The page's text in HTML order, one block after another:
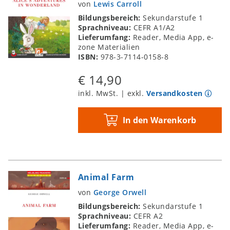
von Lewis Carroll
Bildungsbereich:Sekundarstufe 1
Sprachniveau: CEFR A1/A2
Lieferumfang: Reader, Media App, e-
zone Materialien
ISBN: 978-3-7114-0158-8
€ 14,90
inkl. MwSt. | exkl. Versandkosten
In den Warenkorb
Animal Farm
von George Orwell
Bildungsbereich:Sekundarstufe 1
Sprachniveau: CEFR A2
Lieferumfang: Reader, Media App, e-